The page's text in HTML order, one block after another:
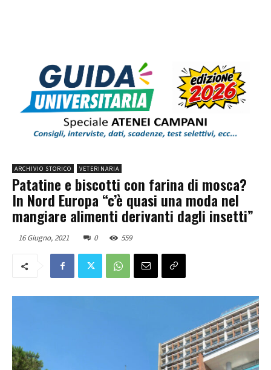
ARCHIVIO STORICO VETERINARIA
Patatine e biscotti con farina di mosca?
In Nord Europa “c’è quasi una moda nel
mangiare alimenti derivanti dagli insetti”
16 Giugno, 2021 0 559